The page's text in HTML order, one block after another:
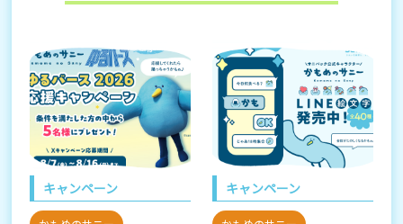
キャンペーン キャンペーン